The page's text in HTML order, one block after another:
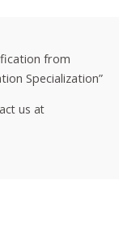
from
Specialization”
us at